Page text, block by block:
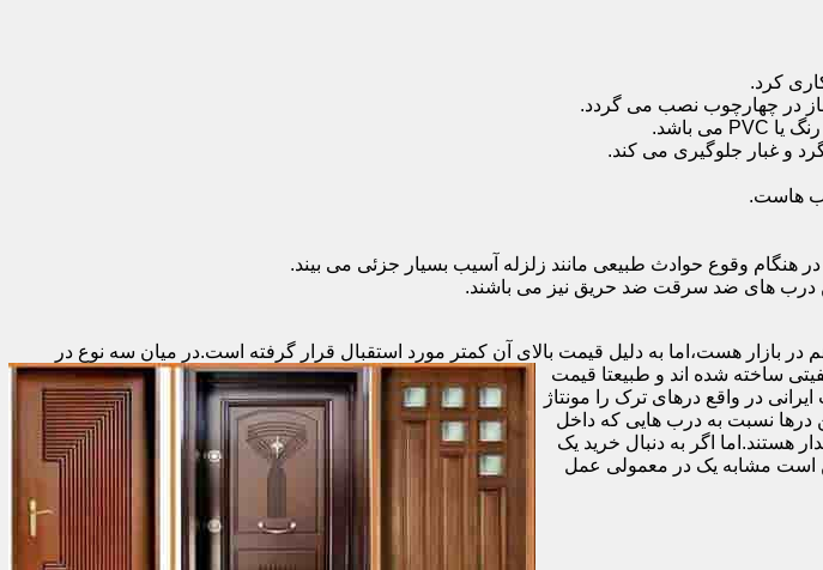
کرد.
در چهارچوب نصب می گردد.
و غبار جلوگیری می کند.
هاست.
هنگام وقوع حوادث طبیعی مانند زلزله آسیب بسیار جزئی می بیند.
درب های ضد سرقت ضد حریق نیز می باشند.
بازار هست،اما به دلیل قیمت بالای آن کمتر مورد استقبال قرار گرفته است.در میان سه نوع در
ساخته شده اند و طبیعتا قیمت
در واقع درهای ترک را مونتاژ
درها نسبت به درب هایی که داخل
اگر به دنبال خرید یک
است مشابه یک در معمولی عمل